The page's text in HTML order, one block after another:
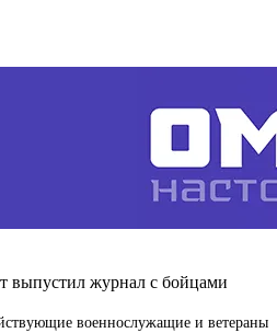
выпустил журнал с бойцами
военнослужащие и ветераны